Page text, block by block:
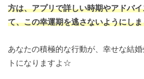
方は、アプリで詳しい時期やアドバ
て、この幸運期を逃さないようにし
あなたの積極的な行動が、幸せな結
トになりますよ☆